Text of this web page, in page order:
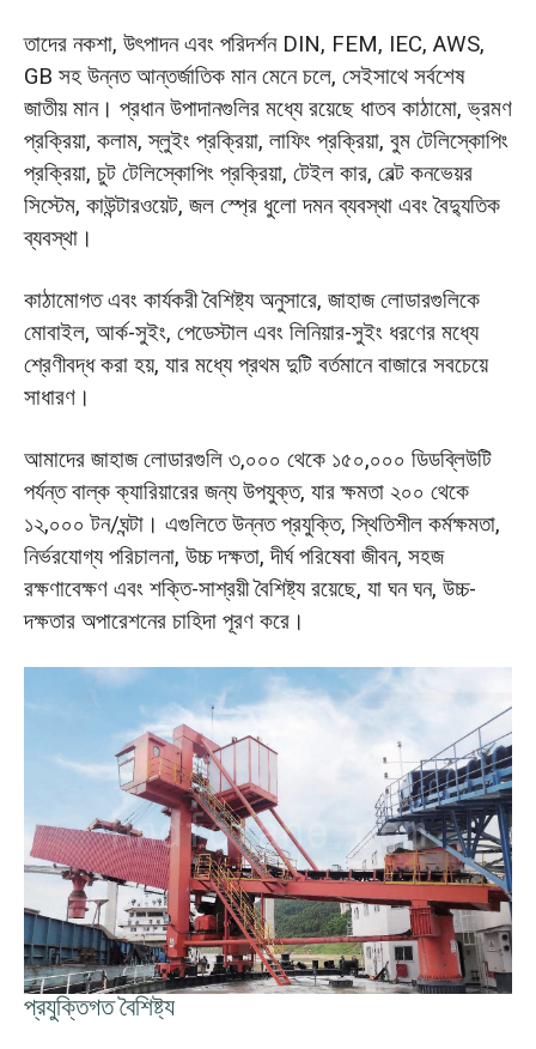
তাদের নকশা, উৎপাদন এবং পরিদর্শন DIN, FEM, IEC, AWS,
GB সহ উন্নত আন্তর্জাতিক মান মেনে চলে, সেইসাথে সর্বশেষ
জাতীয় মান। প্রধান উপাদানগুলির মধ্যে রয়েছে ধাতব কাঠামো, ভ্রমণ
প্রক্রিয়া, কলাম, স্লুইং প্রক্রিয়া, লাফিং প্রক্রিয়া, বুম টেলিস্কোপিং
প্রক্রিয়া, চুট টেলিস্কোপিং প্রক্রিয়া, টেইল কার, বেল্ট কনভেয়র
সিস্টেম, কাউন্টারওয়েট, জল স্প্রে ধুলো দমন ব্যবস্থা এবং বৈদ্যুতিক
ব্যবস্থা।
কাঠামোগত এবং কার্যকরী বৈশিষ্ট্য অনুসারে, জাহাজ লোডারগুলিকে
মোবাইল, আর্ক-সুইং, পেডেস্টাল এবং লিনিয়ার-সুইং ধরণের মধ্যে
শ্রেণীবদ্ধ করা হয়, যার মধ্যে প্রথম দুটি বর্তমানে বাজারে সবচেয়ে
সাধারণ।
আমাদের জাহাজ লোডারগুলি ৩,০০০ থেকে ১৫০,০০০ ডিডব্লিউটি
পর্যন্ত বাল্ক ক্যারিয়ারের জন্য উপযুক্ত, যার ক্ষমতা ২০০ থেকে
১২,০০০ টন/ঘন্টা। এগুলিতে উন্নত প্রযুক্তি, স্থিতিশীল কর্মক্ষমতা,
নির্ভরযোগ্য পরিচালনা, উচ্চ দক্ষতা, দীর্ঘ পরিষেবা জীবন, সহজ
রক্ষণাবেক্ষণ এবং শক্তি-সাশ্রয়ী বৈশিষ্ট্য রয়েছে, যা ঘন ঘন, উচ্চ-
দক্ষতার অপারেশনের চাহিদা পূরণ করে।
প্রযুক্তিগত বৈশিষ্ট্য